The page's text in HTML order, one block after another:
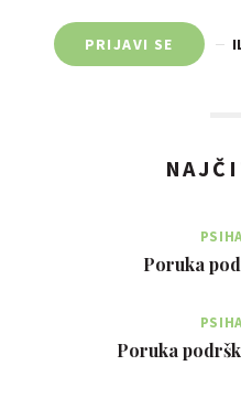
PRIJAVI SE
Poruka
Poruka